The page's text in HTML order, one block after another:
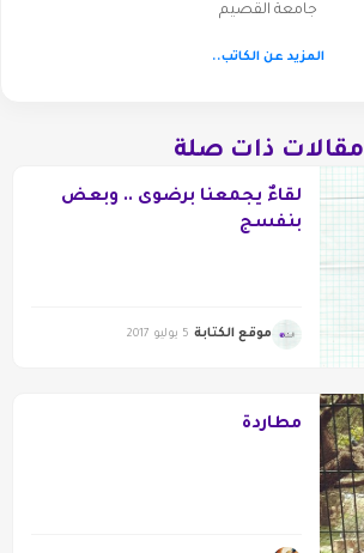
جامعة القصيم
المزيد عن الكاتب..
مقالات ذات صلة
لقاءٌ يجمعنا برضوى .. وبعض
بنفسج
موقع الكتابة 5 يوليو 2017
مطاردة